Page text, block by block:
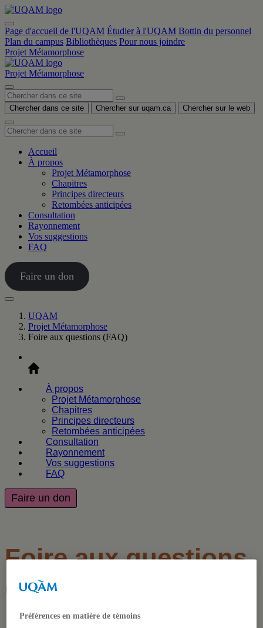
Accéder
au
contenu
Accéder
au
menu
principal
Accéder
à
la
recherche
Accéder
au
contenu
Accéder
au
menu
principal
Page d'accueil de l'UQAM Étudier à l'UQAM Bottin du personnel
Plan du campus Bibliothèques Pour nous joindre
Projet Métamorphose
Projet Métamorphose
Menu
Chercher dans ce site
Chercher sur uqam.ca Chercher sur le web
Accueil
À propos
Projet Métamorphose
Chapitres
Principes directeurs
Retombées anticipées
Consultation
Rayonnement
Vos suggestions
FAQ
Faire un don
UQAM
Projet Métamorphose
Foire aux questions (FAQ)
Accueil
À propos
Projet Métamorphose
Chapitres
Principes directeurs
Retombées anticipées
Consultation
Rayonnement
Vos suggestions
FAQ
Faire un don
Foire aux questions
(FAQ)
Préférences en matière de témoins